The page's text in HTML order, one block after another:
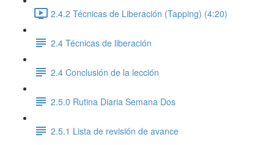
2.4.2 Técnicas de Liberación (Tapping) (4:20)
2.4 Técnicas de liberación
2.4 Conclusión de la lección
2.5.0 Rutina Diaria Semana Dos
2.5.1 Lista de revisión de avance